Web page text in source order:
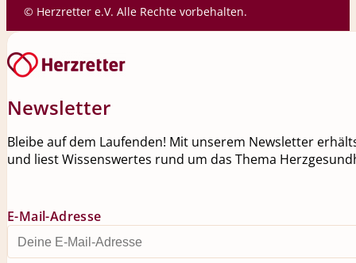
© Herzretter e.V. Alle Rechte vorbehalten.
Newsletter
Bleibe auf dem Laufenden! Mit unserem Newsletter
und liest Wissenswertes rund um das Thema
E-Mail-Adresse